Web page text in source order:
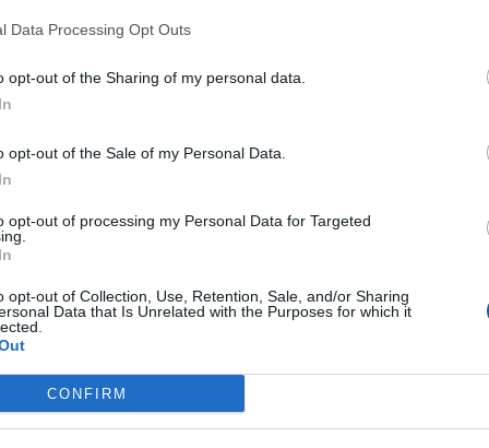
Data Processing Opt Outs
opt-out of the Sharing of my personal data.
opt-out of the Sale of my Personal Data.
opt-out of processing my Personal Data for Targeted
opt-out of Collection, Use, Retention, Sale, and/or Sharing
Data that Is Unrelated with the Purposes for which it
CONFIRM
δυσχερής για τις εταιρείες που διαχειρίζονται
και θανάτους μεταξύ των επιβατών από τον Covid-19
τους, με χιλιάδες υπαλλήλων να αντιμετωπίζουν
στην ανεργία.
αυτή η βιομηχανία, όπως και οι υπόλοιπες, θα βάλει
συμβεί πριν τον Ιούλιο), προκειμένου να παραμείνει
της πελατειακής της βάσης αλλά και η αύξηση των
σε ένα περιβάλλον εξαιρετικά δυσμενές, για τη